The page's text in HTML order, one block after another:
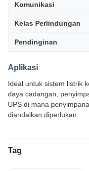
Komunikasi
Kelas Perlindungan
Pendinginan
Aplikasi
Ideal untuk sistem listrik
daya cadangan,
UPS di mana
diandalkan diperlukan.
Tag